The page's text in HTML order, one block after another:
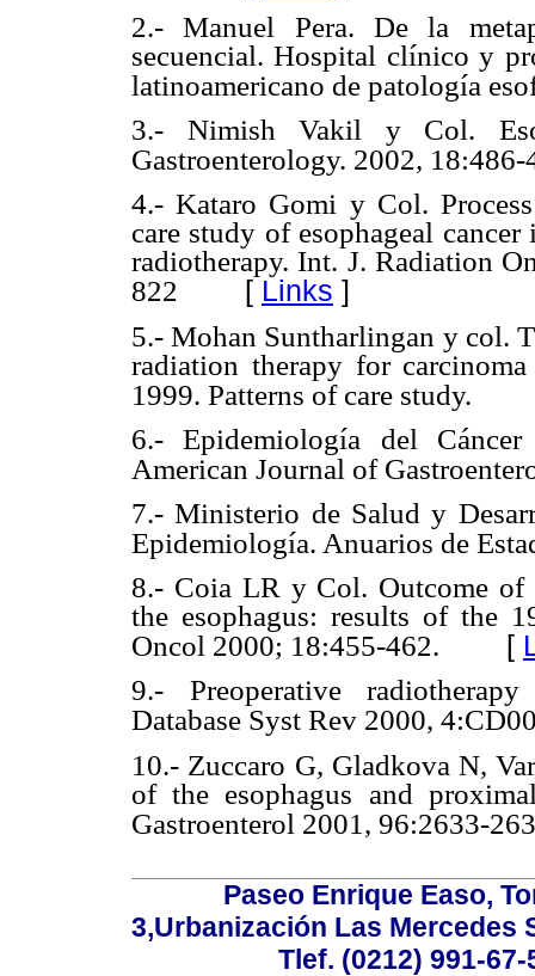
2.- Manuel Pera. De la
secuencial. Hospital clínico y
latinoamericano de patología
3.- Nimish Vakil y Col.
Gastroenterology. 2002, 18:486-
4.- Kataro Gomi y Col.
care study of esophageal
radiotherapy. Int. J. Radiation
822 [ Links ]
5.- Mohan Suntharlingan y col.
radiation therapy for
1999. Patterns of care study.
6.- Epidemiología del
American Journal of
7.- Ministerio de Salud y
Epidemiología. Anuarios de
8.- Coia LR y Col. Outcome of
the esophagus: results of the
Oncol 2000; 18:455-462. [
9.- Preoperative
Database Syst Rev 2000,
10.- Zuccaro G, Gladkova N,
of the esophagus and
Gastroenterol 2001, 96:2633-
Paseo Enrique Easo,
3,Urbanización Las Mercedes
Tlef. (0212) 991-